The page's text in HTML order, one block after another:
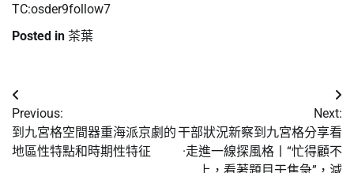
TC:osder9follow7
Posted in 茶葉
文
章
導
Previous:
到九宮格空間器重海派京劇的
地區性特點和時期性特征
Next:
干部狀況新察到九宮格分享看
·走進一線探風格丨“忙得顧不